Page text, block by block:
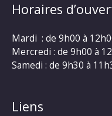
Horaires
Mardi : de 9h00 à
Mercredi : de 9h00 à
Samedi : de 9h30 à
Liens